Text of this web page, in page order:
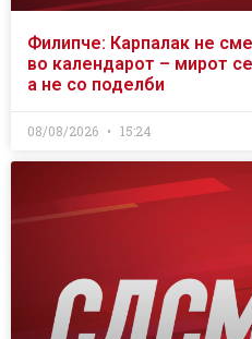
Филипче: Карпалак не
во календарот – мирот
а не со поделби
08/08/2026 15:24